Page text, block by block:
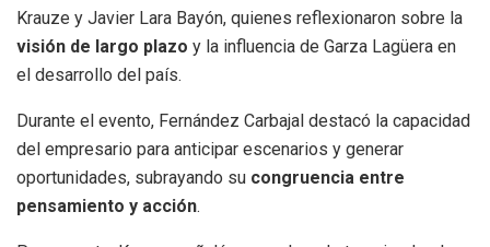
Krauze y Javier Lara Bayón, quienes reflexionaron sobre la
visión de largo plazo y la influencia de Garza Lagüera en
el desarrollo del país.
Durante el evento, Fernández Carbajal destacó la capacidad
del empresario para anticipar escenarios y generar
oportunidades, subrayando su congruencia entre
pensamiento y acción.